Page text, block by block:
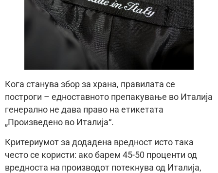
Кога станува збор за храна, правилата се
построги – едноставното препакување во Италија
генерално не дава право на етикетата
„Произведено во Италија“.
Критериумот за додадена вредност исто така
често се користи: ако барем 45-50 проценти од
вредноста на производот потекнува од Италија,